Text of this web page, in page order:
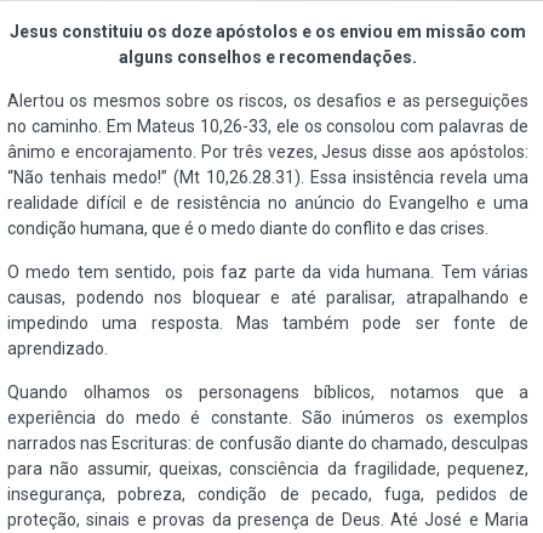
Jesus constituiu os doze apóstolos e os enviou em missão com
alguns conselhos e recomendações.
Alertou os mesmos sobre os riscos, os desafios e as perseguições
no caminho. Em Mateus 10,26-33, ele os consolou com palavras de
ânimo e encorajamento. Por três vezes, Jesus disse aos apóstolos:
“Não tenhais medo!” (Mt 10,26.28.31). Essa insistência revela uma
realidade difícil e de resistência no anúncio do Evangelho e uma
condição humana, que é o medo diante do conflito e das crises.
O medo tem sentido, pois faz parte da vida humana. Tem várias
causas, podendo nos bloquear e até paralisar, atrapalhando e
impedindo uma resposta. Mas também pode ser fonte de
aprendizado.
Quando olhamos os personagens bíblicos, notamos que a
experiência do medo é constante. São inúmeros os exemplos
narrados nas Escrituras: de confusão diante do chamado, desculpas
para não assumir, queixas, consciência da fragilidade, pequenez,
insegurança, pobreza, condição de pecado, fuga, pedidos de
proteção, sinais e provas da presença de Deus. Até José e Maria